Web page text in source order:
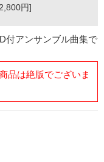
円]
付アンサンブル曲集で
品は絶版でございま